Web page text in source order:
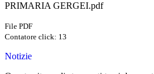
PRIMARIA GERGEI.pdf
File PDF
Contatore click: 13
Notizie